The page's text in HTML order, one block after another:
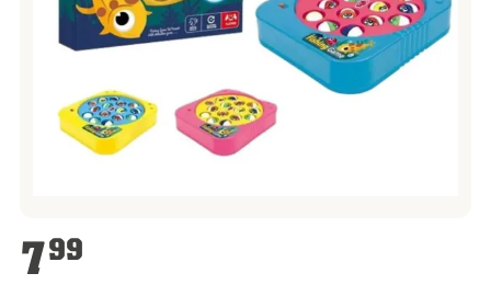
7,99 €
799